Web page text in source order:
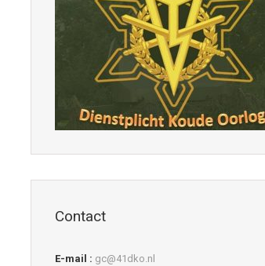
Contact
E-mail : gc@41dko.nl